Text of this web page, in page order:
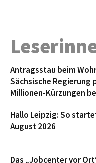
Antragsstau beim
Sächsische
Millionen-Kürzungen
Hallo Leipzig: So
August 2026
Das „Jobcenter vor